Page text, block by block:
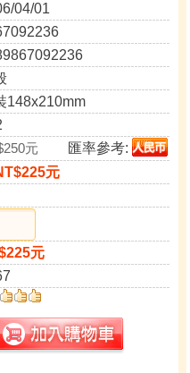
04/01
148x210mm
元
匯率參考:
元
元